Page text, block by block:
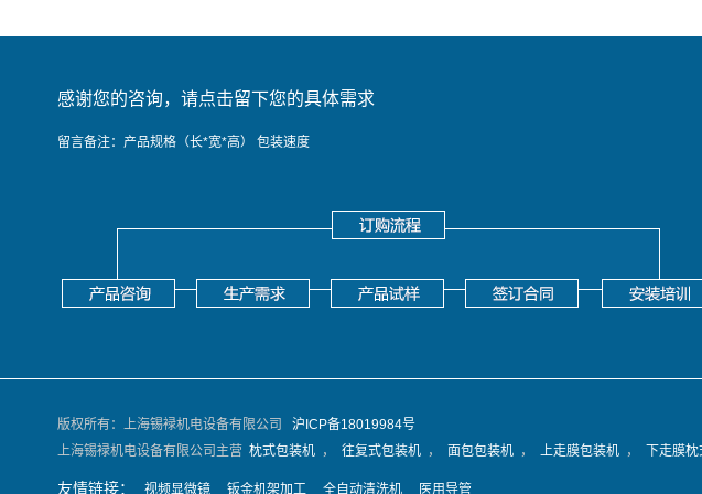
感谢您的咨询，请点击留下您的具体需求
留言备注：产品规格（长*宽*高） 包装速度
版权所有：上海锡䘵机电设备有限公司
沪ICP备18019984号
上海锡䘵机电设备有限公司主营 枕式包装机 ， 往复式包装机 ， 面包包装机 ， 上走膜包装机 ， 下走膜
友情链接： 视频显微镜 钣金机架加工 全自动清洗机 医用导管